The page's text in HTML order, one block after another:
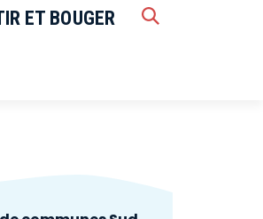
ET BOUGER RECHERCHE